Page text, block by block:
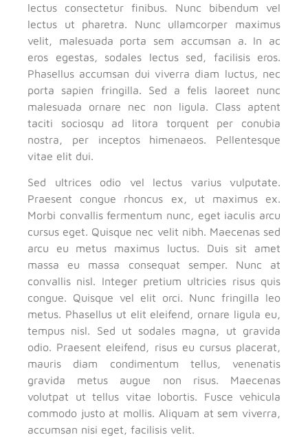
lectus consectetur finibus. Nunc bibendum vel
lectus ut pharetra. Nunc ullamcorper maximus
velit, malesuada porta sem accumsan a. In ac
eros egestas, sodales lectus sed, facilisis eros.
Phasellus accumsan dui viverra diam luctus, nec
porta sapien fringilla. Sed a felis laoreet nunc
malesuada ornare nec non ligula. Class aptent
taciti sociosqu ad litora torquent per conubia
nostra, per inceptos himenaeos. Pellentesque
vitae elit dui.
Sed ultrices odio vel lectus varius vulputate.
Praesent congue rhoncus ex, ut maximus ex.
Morbi convallis fermentum nunc, eget iaculis arcu
cursus eget. Quisque nec velit nibh. Maecenas sed
arcu eu metus maximus luctus. Duis sit amet
massa eu massa consequat semper. Nunc at
convallis nisl. Integer pretium ultricies risus quis
congue. Quisque vel elit orci. Nunc fringilla leo
metus. Phasellus ut elit eleifend, ornare ligula eu,
tempus nisl. Sed ut sodales magna, ut gravida
odio. Praesent eleifend, risus eu cursus placerat,
mauris diam condimentum tellus, venenatis
gravida metus augue non risus. Maecenas
volutpat ut tellus vitae lobortis. Fusce vehicula
commodo justo at mollis. Aliquam at sem viverra,
accumsan nisi eget, facilisis velit.